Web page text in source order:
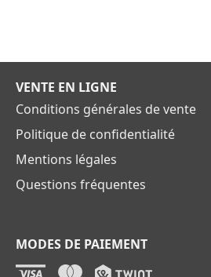
VENTE EN LIGNE
Conditions générales de vente
Politique de confidentialité
Mentions légales
Questions fréquentes
MODES DE PAIEMENT